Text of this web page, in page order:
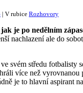
| V rubice Rozhovory
je po nedělním
nachlazení ale do
svém středu fotbalisty
více než vyrovnanou
je to hlavní aspirant